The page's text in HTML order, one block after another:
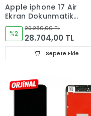
Apple iphone 17 Air
Ekran Dokunmatik
Cam ORJINAL
%2
29.280,00 TL
28.704,00 TL
Sepete Ekle